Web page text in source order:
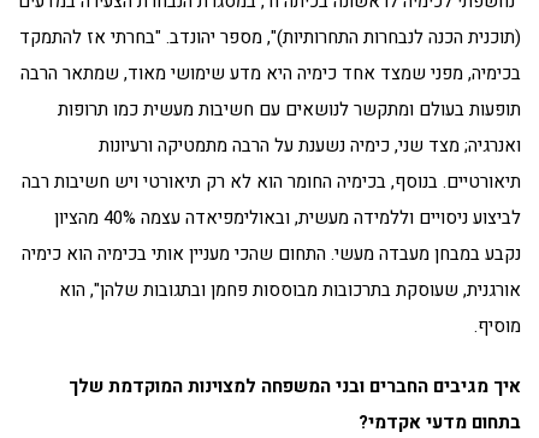
(תוכנית הכנה לנבחרות התחרותיות)", מספר יהונדב. "בחרתי אז להתמקד
בכימיה, מפני שמצד אחד כימיה היא מדע שימושי מאוד, שמתאר הרבה
תופעות בעולם ומתקשר לנושאים עם חשיבות מעשית כמו תרופות
ואנרגיה; מצד שני, כימיה נשענת על הרבה מתמטיקה ורעיונות
תיאורטיים. בנוסף, בכימיה החומר הוא לא רק תיאורטי ויש חשיבות רבה
לביצוע ניסויים וללמידה מעשית, ובאולימפיאדה עצמה 40% מהציון
נקבע במבחן מעבדה מעשי. התחום שהכי מעניין אותי בכימיה הוא כימיה
אורגנית, שעוסקת בתרכובות מבוססות פחמן ובתגובות שלהן", הוא
מוסיף.
איך מגיבים החברים ובני המשפחה למצוינות המוקדמת שלך
בתחום מדעי אקדמי?